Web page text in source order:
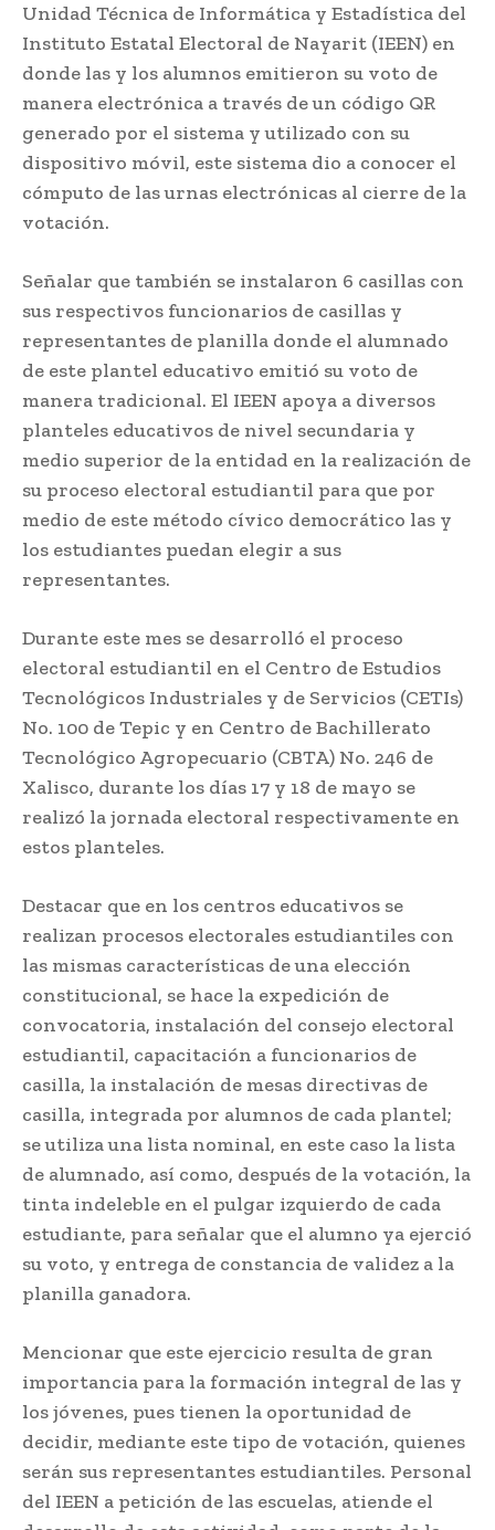
Unidad Técnica de Informática y Estadística del
Instituto Estatal Electoral de Nayarit (IEEN) en
donde las y los alumnos emitieron su voto de
manera electrónica a través de un código QR
generado por el sistema y utilizado con su
dispositivo móvil, este sistema dio a conocer el
cómputo de las urnas electrónicas al cierre de la
votación.
Señalar que también se instalaron 6 casillas con
sus respectivos funcionarios de casillas y
representantes de planilla donde el alumnado
de este plantel educativo emitió su voto de
manera tradicional. El IEEN apoya a diversos
planteles educativos de nivel secundaria y
medio superior de la entidad en la realización de
su proceso electoral estudiantil para que por
medio de este método cívico democrático las y
los estudiantes puedan elegir a sus
representantes.
Durante este mes se desarrolló el proceso
electoral estudiantil en el Centro de Estudios
Tecnológicos Industriales y de Servicios (CETIs)
No. 100 de Tepic y en Centro de Bachillerato
Tecnológico Agropecuario (CBTA) No. 246 de
Xalisco, durante los días 17 y 18 de mayo se
realizó la jornada electoral respectivamente en
estos planteles.
Destacar que en los centros educativos se
realizan procesos electorales estudiantiles con
las mismas características de una elección
constitucional, se hace la expedición de
convocatoria, instalación del consejo electoral
estudiantil, capacitación a funcionarios de
casilla, la instalación de mesas directivas de
casilla, integrada por alumnos de cada plantel;
se utiliza una lista nominal, en este caso la lista
de alumnado, así como, después de la votación, la
tinta indeleble en el pulgar izquierdo de cada
estudiante, para señalar que el alumno ya ejerció
su voto, y entrega de constancia de validez a la
planilla ganadora.
Mencionar que este ejercicio resulta de gran
importancia para la formación integral de las y
los jóvenes, pues tienen la oportunidad de
decidir, mediante este tipo de votación, quienes
serán sus representantes estudiantiles. Personal
del IEEN a petición de las escuelas, atiende el